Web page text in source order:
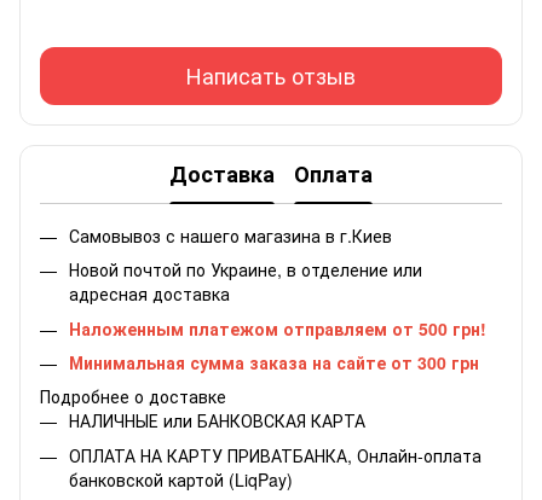
Написать отзыв
Доставка Оплата
Самовывоз с нашего магазина в г.Киев
Новой почтой по Украине, в отделение или
адресная доставка
Наложенным платежом отправляем от 500 грн!
Минимальная сумма заказа на сайте от 300 грн
Подробнее о доставке
НАЛИЧНЫЕ или БАНКОВСКАЯ КАРТА
ОПЛАТА НА КАРТУ ПРИВАТБАНКА, Онлайн-оплата
банковской картой (LiqPay)